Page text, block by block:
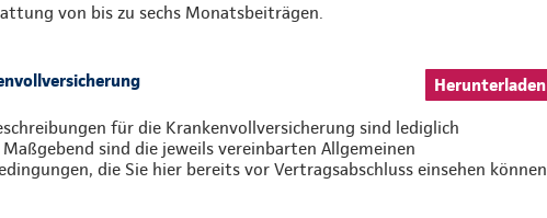
von bis zu sechs Monatsbeiträgen.
Herunterladen
für die Krankenvollversicherung sind lediglich
sind die jeweils vereinbarten Allgemeinen
die Sie hier bereits vor Vertragsabschluss einsehen können.